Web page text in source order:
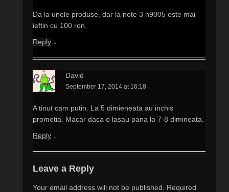
Da la unele produse, dar la note 3 n9005 este mai
ieftin cu 100 ron.
Reply ↓
David
September 17, 2014 at 16:18
A tinut cam putin. La 5 dimieneata au inchis
promotia. Macar daca o lasau pana la 7-8 dimineata.
Reply ↓
Leave a Reply
Your email address will not be published. Required